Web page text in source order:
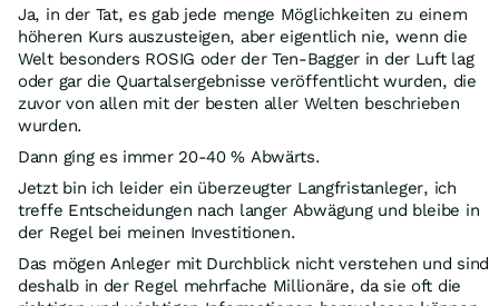
Ja, in der Tat, es gab jede menge Möglichkeiten zu einem
höheren Kurs auszusteigen, aber eigentlich nie, wenn die
Welt besonders ROSIG oder der Ten-Bagger in der Luft lag
oder gar die Quartalsergebnisse veröffentlicht wurden, die
zuvor von allen mit der besten aller Welten beschrieben
wurden.
Dann ging es immer 20-40 % Abwärts.
Jetzt bin ich leider ein überzeugter Langfristanleger, ich
treffe Entscheidungen nach langer Abwägung und bleibe in
der Regel bei meinen Investitionen.
Das mögen Anleger mit Durchblick nicht verstehen und sind
deshalb in der Regel mehrfache Millionäre, da sie oft die